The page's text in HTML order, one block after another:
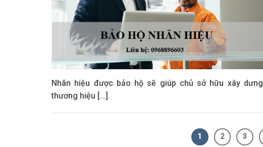
Nhãn hiệu được bảo hộ sẽ giúp chủ sở hữu xây dưng
thương hiệu […]
1 2 3